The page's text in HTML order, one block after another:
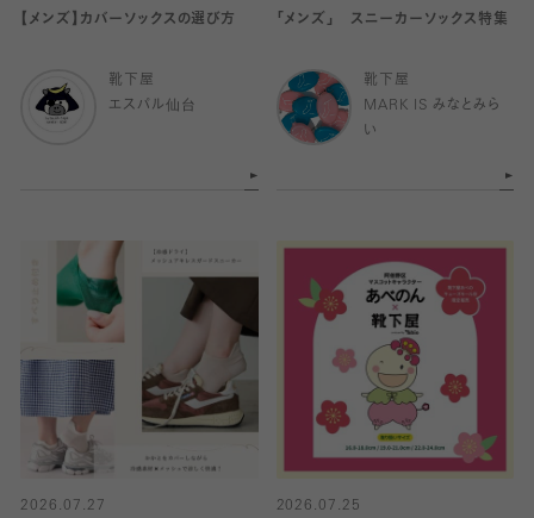
【メンズ】カバーソックスの選び方
靴下屋
エスパル仙台
「メンズ」 スニーカーソックス特集
靴下屋
MARK IS みなとみら
い
2026.07.27
2026.07.25